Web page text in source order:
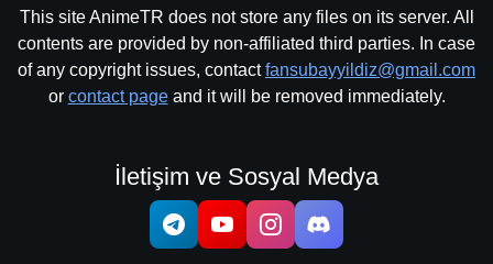
This site AnimeTR does not store any files on its server. All
contents are provided by non-affiliated third parties. In case
of any copyright issues, contactfansubayyildiz@gmail.com
or contact pageand it will be removed immediately.
İletişim ve Sosyal Medya